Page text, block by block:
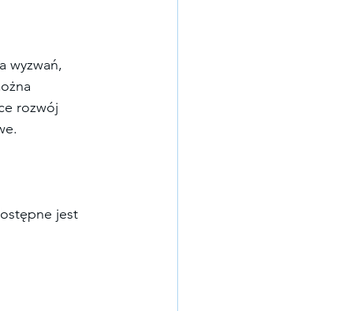
wyzwań,
rozwój
jest